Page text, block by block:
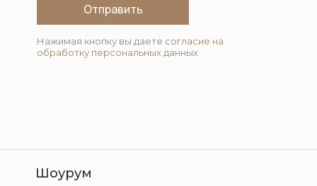
Отправить
Нажимая кнопку вы даете согласие на
обработку персональных данных
Шоурум